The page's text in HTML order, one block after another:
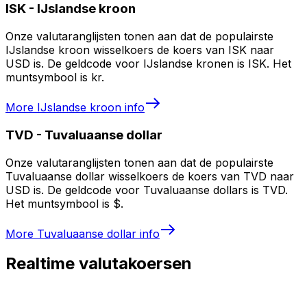
ISK - IJslandse kroon
Onze valutaranglijsten tonen aan dat de populairste
IJslandse kroon wisselkoers de koers van ISK naar
USD is. De geldcode voor IJslandse kronen is ISK. Het
muntsymbool is kr.
More IJslandse kroon info
TVD - Tuvaluaanse dollar
Onze valutaranglijsten tonen aan dat de populairste
Tuvaluaanse dollar wisselkoers de koers van TVD naar
USD is. De geldcode voor Tuvaluaanse dollars is TVD.
Het muntsymbool is $.
More Tuvaluaanse dollar info
Realtime valutakoersen